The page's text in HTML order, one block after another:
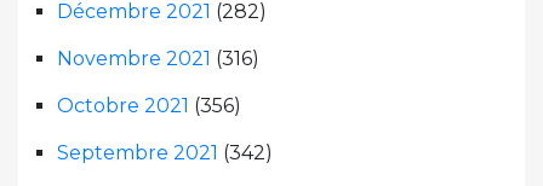
Décembre 2021 (282)
Novembre 2021 (316)
Octobre 2021 (356)
Septembre 2021 (342)